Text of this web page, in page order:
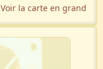
Voir la carte en grand